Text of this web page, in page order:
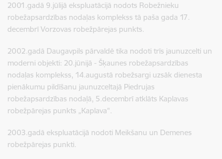
2001.gadā 9.jūlijā ekspluatācijā nodots Robežnieku
robežapsardzības nodaļas komplekss tā paša gada 17.
decembrī Vorzovas robežpārejas punkts.
2002.gadā Daugavpils pārvaldē tika nodoti trīs jaunuzcelti un
moderni objekti: 20.jūnijā - Šķaunes robežapsardzības
nodaļas komplekss, 14.augustā robežsargi uzsāk dienesta
pienākumu pildīšanu jaunuzceltajā Piedrujas
robežapsardzības nodaļā, 5.decembrī atklāts Kaplavas
robežpārejas punkts „Kaplava".
2003.gadā ekspluatācijā nodoti Meikšanu un Demenes
robežpārejas punkti.